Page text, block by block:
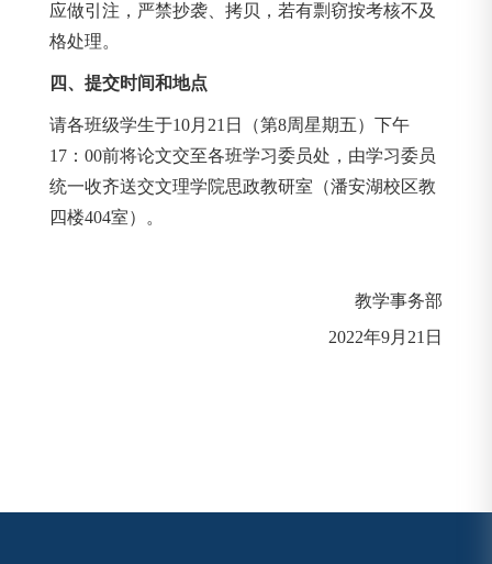
应做引注，严禁抄袭、拷贝，若有剽窃按考核不及
格处理。
四、提交时间和地点
请各班级学生于10月21日（第8周星期五）下午
17：00前将论文交至各班学习委员处，由学习委员
统一收齐送交文理学院思政教研室（潘安湖校区教
四楼404室）。
教学事务部
2022年9月21日